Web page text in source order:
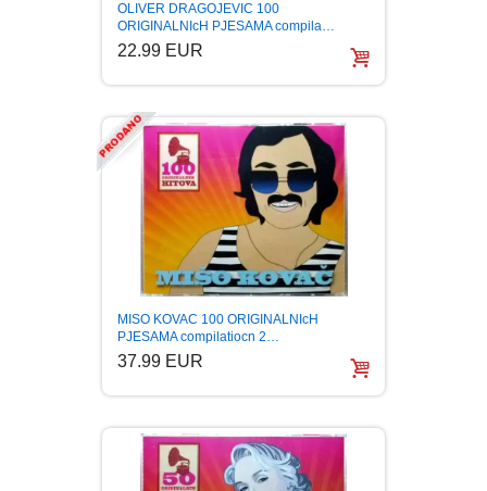
OLIVER DRAGOJEVIC 100
ORIGINALNIcH PJESAMA compila…
22.99 EUR
MISO KOVAC 100 ORIGINALNIcH
PJESAMA compilatiocn 2…
37.99 EUR